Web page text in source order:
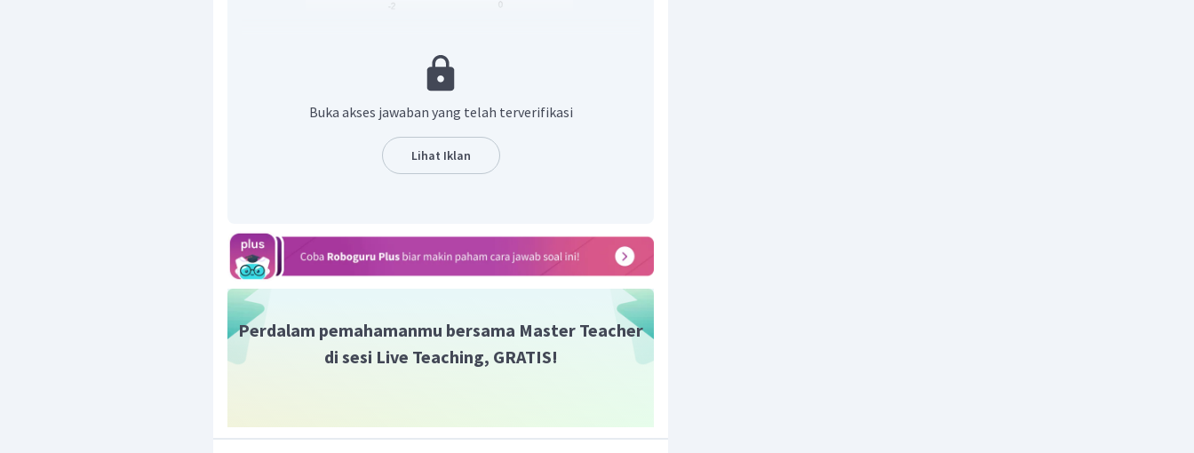
Perubahan bilangan oksidasi atom Fe yaitu +3 menjadi +2
Perubahan bilangan oksidasi atom S yaitu -2 menjadi 0
b. zat yang bertindak sebagai reduktor, oksidator, hasil reduksi,
Reduktor =
Oksidator =
Hasil reduksi =
Hasil oksidasi = S
Jadi, jawaban yang benar sesuai penjelasan diatas.
Buka akses jawaban yang telah terverifikasi
Lihat Iklan
Perdalam pemahamanmu bersama Master Teacher
di sesi Live Teaching, GRATIS!